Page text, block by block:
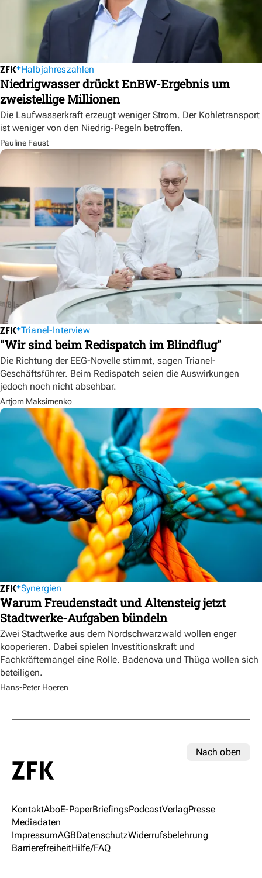
Halbjahreszahlen
Niedrigwasser drückt EnBW-Ergebnis um
zweistellige Millionen
Die Laufwasserkraft erzeugt weniger Strom. Der Kohletransport
ist weniger von den Niedrig-Pegeln betroffen.
Pauline Faust
Trianel-Interview
"Wir sind beim Redispatch im Blindflug"
Die Richtung der EEG-Novelle stimmt, sagen Trianel-
Geschäftsführer. Beim Redispatch seien die Auswirkungen
jedoch noch nicht absehbar.
Artjom Maksimenko
Synergien
Warum Freudenstadt und Altensteig jetzt
Stadtwerke-Aufgaben bündeln
Zwei Stadtwerke aus dem Nordschwarzwald wollen enger
kooperieren. Dabei spielen Investitionskraft und
Fachkräftemangel eine Rolle. Badenova und Thüga wollen sich
beteiligen.
Hans-Peter Hoeren
Nach oben
KontaktAboE-PaperBriefingsPodcastVerlagPresse
Mediadaten
ImpressumAGBDatenschutzWiderrufsbelehrung
BarrierefreiheitHilfe/FAQ